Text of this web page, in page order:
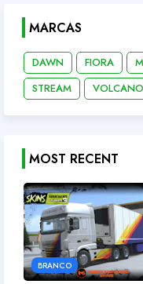
MARCAS
DAWN FIORA
STREAM
VOLCANO
MOST RECENT
BRANCO